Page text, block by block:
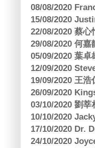
08/08/2020
15/08/2020
22/08/2020 蔡
29/08/2020 何
05/09/2020 葉
12/09/2020
19/09/2020 王
26/09/2020
03/10/2020 劉
10/10/2020
17/10/2020 Dr.
24/10/2020